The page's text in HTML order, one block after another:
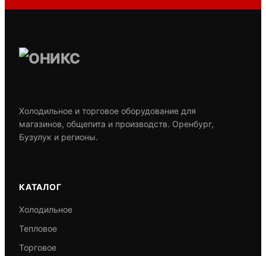
Холодильное и торговое оборудование для
магазинов, общепита и производств. Оренбург,
Бузулук и регионы.
КАТАЛОГ
Холодильное
Тепловое
Торговое